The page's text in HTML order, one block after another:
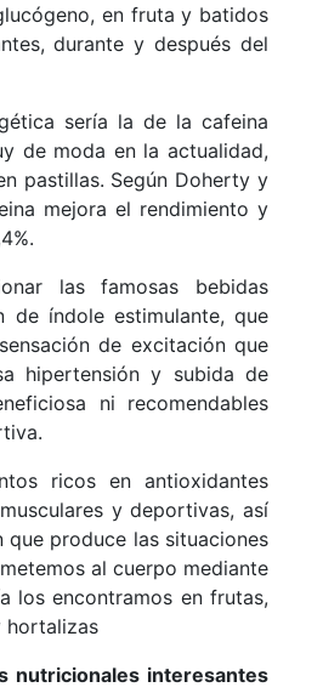
en fruta y batidos
durante y después del
sería la de la cafeina
de moda en la actualidad,
pastillas. Según Doherty y
mejora el rendimiento y
las famosas bebidas
de índole estimulante, que
de excitación que
hipertensión y subida de
ni recomendables
ricos en antioxidantes
y deportivas, así
que produce las situaciones
al cuerpo mediante
los encontramos en frutas,
hortalizas
nutricionales interesantes